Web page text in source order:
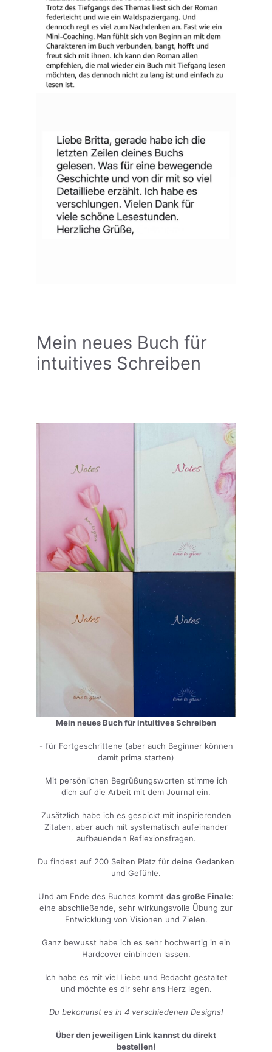
Mein neues Buch für
intuitives Schreiben
Mein neues Buch für intuitives Schreiben
- für Fortgeschrittene (aber auch Beginner können
damit prima starten)
Mit persönlichen Begrüßungsworten stimme ich
dich auf die Arbeit mit dem Journal ein.
Zusätzlich habe ich es gespickt mit inspirierenden
Zitaten, aber auch mit systematisch aufeinander
aufbauenden Reflexionsfragen.
Du findest auf 200 Seiten Platz für deine Gedanken
und Gefühle.
Und am Ende des Buches kommt das große Finale:
eine abschließende, sehr wirkungsvolle Übung zur
Entwicklung von Visionen und Zielen.
Ganz bewusst habe ich es sehr hochwertig in ein
Hardcover einbinden lassen.
Ich habe es mit viel Liebe und Bedacht gestaltet
und möchte es dir sehr ans Herz legen.
Du bekommst es in 4 verschiedenen Designs!
Über den jeweiligen Link kannst du direkt
bestellen!